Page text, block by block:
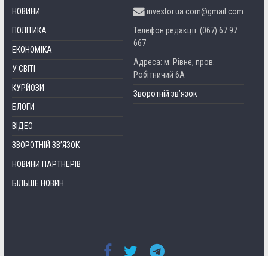
НОВИНИ
ПОЛІТИКА
ЕКОНОМІКА
У СВІТІ
КУРЙОЗИ
БЛОГИ
ВІДЕО
ЗВОРОТНІЙ ЗВ’ЯЗОК
НОВИНИ ПАРТНЕРІВ
БІЛЬШЕ НОВИН
investor.ua.com@gmail.com
Телефон редакції: (067) 67 97
667
Адреса: м. Рівне, пров.
Робітничий 6А
Зворотній зв’язок